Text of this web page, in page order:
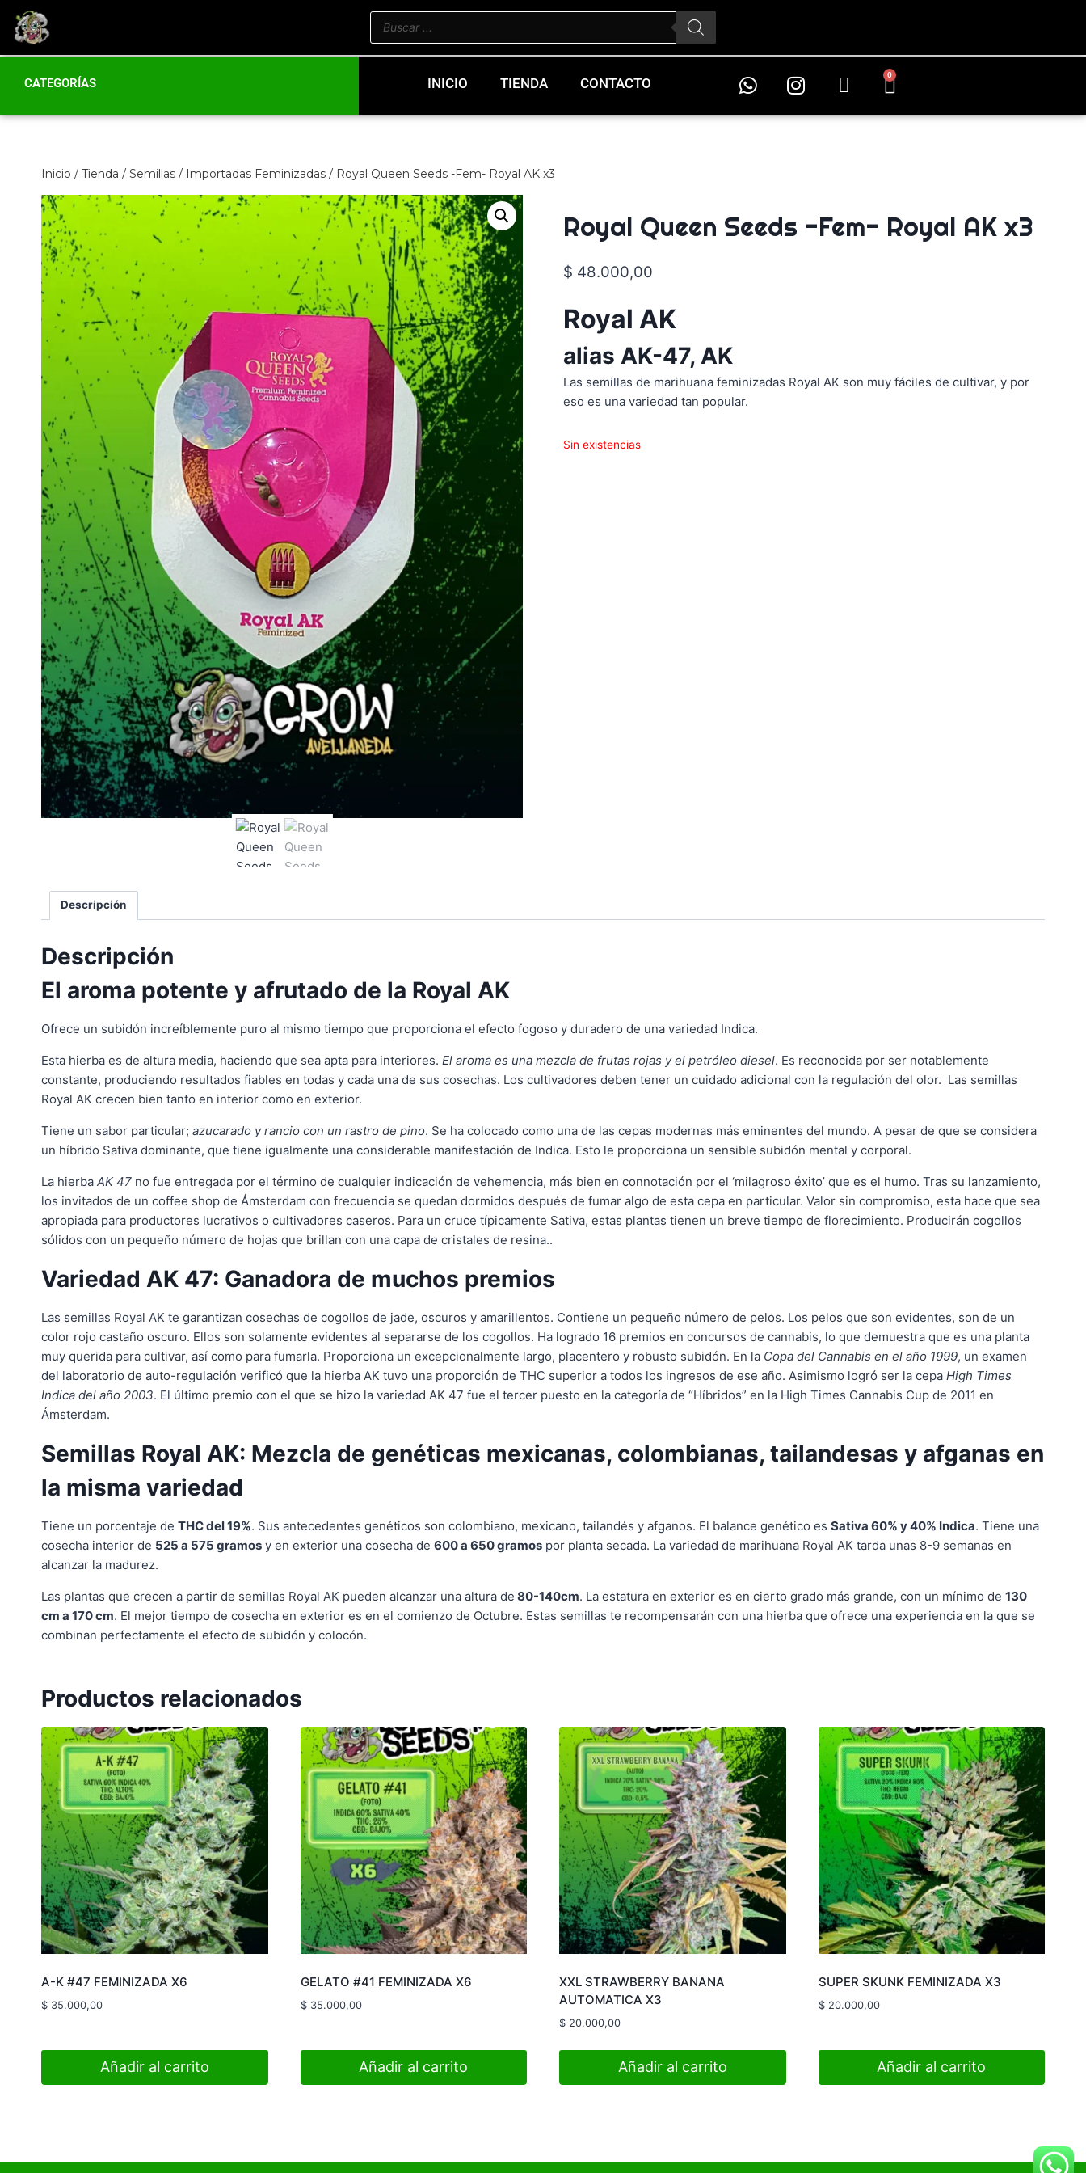
CATEGORÍAS INICIO TIENDA CONTACTO
0
Inicio / Tienda / Semillas / Importadas Feminizadas / Royal Queen Seeds -Fem- Royal AK x3
Royal Queen Seeds -Fem- Royal AK x3
$ 48.000,00
Royal AK
alias AK-47, AK
Las semillas de marihuana feminizadas Royal AK son muy fáciles de cultivar, y por
eso es una variedad tan popular.
Sin existencias
Descripción
Descripción
El aroma potente y afrutado de la Royal AK
Ofrece un subidón increíblemente puro al mismo tiempo que proporciona el efecto fogoso y duradero de una variedad Indica.
Esta hierba es de altura media, haciendo que sea apta para interiores. El aroma es una mezcla de frutas rojas y el petróleo diesel. Es reconocida por ser notablemente
constante, produciendo resultados fiables en todas y cada una de sus cosechas. Los cultivadores deben tener un cuidado adicional con la regulación del olor. Las semillas
Royal AK crecen bien tanto en interior como en exterior.
Tiene un sabor particular; azucarado y rancio con un rastro de pino. Se ha colocado como una de las cepas modernas más eminentes del mundo. A pesar de que se considera
un híbrido Sativa dominante, que tiene igualmente una considerable manifestación de Indica. Esto le proporciona un sensible subidón mental y corporal.
La hierba AK 47 no fue entregada por el término de cualquier indicación de vehemencia, más bien en connotación por el ‘milagroso éxito’ que es el humo. Tras su lanzamiento,
los invitados de un coffee shop de Ámsterdam con frecuencia se quedan dormidos después de fumar algo de esta cepa en particular. Valor sin compromiso, esta hace que sea
apropiada para productores lucrativos o cultivadores caseros. Para un cruce típicamente Sativa, estas plantas tienen un breve tiempo de florecimiento. Producirán cogollos
sólidos con un pequeño número de hojas que brillan con una capa de cristales de resina..
Variedad AK 47: Ganadora de muchos premios
Las semillas Royal AK te garantizan cosechas de cogollos de jade, oscuros y amarillentos. Contiene un pequeño número de pelos. Los pelos que son evidentes, son de un
color rojo castaño oscuro. Ellos son solamente evidentes al separarse de los cogollos. Ha logrado 16 premios en concursos de cannabis, lo que demuestra que es una planta
muy querida para cultivar, así como para fumarla. Proporciona un excepcionalmente largo, placentero y robusto subidón. En la Copa del Cannabis en el año 1999, un examen
del laboratorio de auto-regulación verificó que la hierba AK tuvo una proporción de THC superior a todos los ingresos de ese año. Asimismo logró ser la cepa High Times
Indica del año 2003. El último premio con el que se hizo la variedad AK 47 fue el tercer puesto en la categoría de “Híbridos” en la High Times Cannabis Cup de 2011 en
Ámsterdam.
Semillas Royal AK: Mezcla de genéticas mexicanas, colombianas, tailandesas y afganas en
la misma variedad
Tiene un porcentaje de THC del 19%. Sus antecedentes genéticos son colombiano, mexicano, tailandés y afganos. El balance genético es Sativa 60% y 40% Indica. Tiene una
cosecha interior de 525 a 575 gramos y en exterior una cosecha de 600 a 650 gramos por planta secada. La variedad de marihuana Royal AK tarda unas 8-9 semanas en
alcanzar la madurez.
Las plantas que crecen a partir de semillas Royal AK pueden alcanzar una altura de 80-140cm. La estatura en exterior es en cierto grado más grande, con un mínimo de 130
cm a 170 cm. El mejor tiempo de cosecha en exterior es en el comienzo de Octubre. Estas semillas te recompensarán con una hierba que ofrece una experiencia en la que se
combinan perfectamente el efecto de subidón y colocón.
Productos relacionados
A-K #47 FEMINIZADA X6
$ 35.000,00
Añadir al carrito
GELATO #41 FEMINIZADA X6
$35.000,00
Añadir al carrito
XXL STRAWBERRY BANANA
AUTOMATICA X3
$ 20.000,00
Añadir al carrito
SUPER SKUNK FEMINIZADA X3
$20.000,00
Añadir al carrito